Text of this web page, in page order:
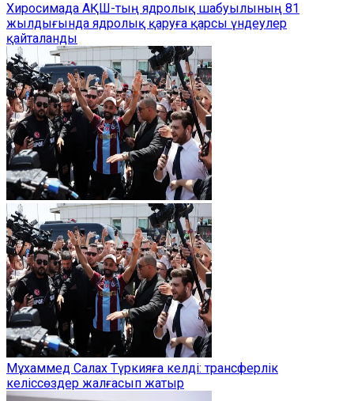
Хиросимада АҚШ-тың ядролық шабуылының 81
жылдығында ядролық қаруға қарсы үндеулер
қайталанды
Мұхаммед Салах Түркияға келді: трансферлік
келіссөздер жалғасып жатыр